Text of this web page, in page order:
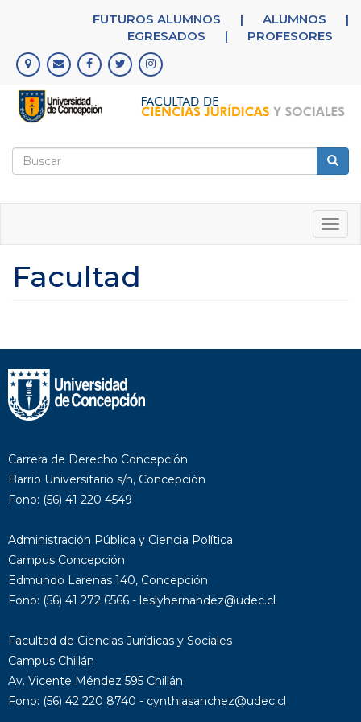
principal
FUTUROS ALUMNOS | ALUMNOS
|
EGRESADOS
| PROFESORES
Formulario
Facultad
Carrera de Derecho Concepción
Barrio Universitario s/n, Concepción
Fono: (56) 41 220 4549
Administración Pública y Ciencia Política
Campus Concepción
Edmundo Larenas 140, Concepción
Fono: (56) 41 272 6566 - leslyhernandez@udec.cl
Facultad de Ciencias Jurídicas y Sociales
Campus Chillán
Av. Vicente Méndez 595 Chillán
Fono: (56) 42 220 8740 - cynthiasanchez@udec.cl